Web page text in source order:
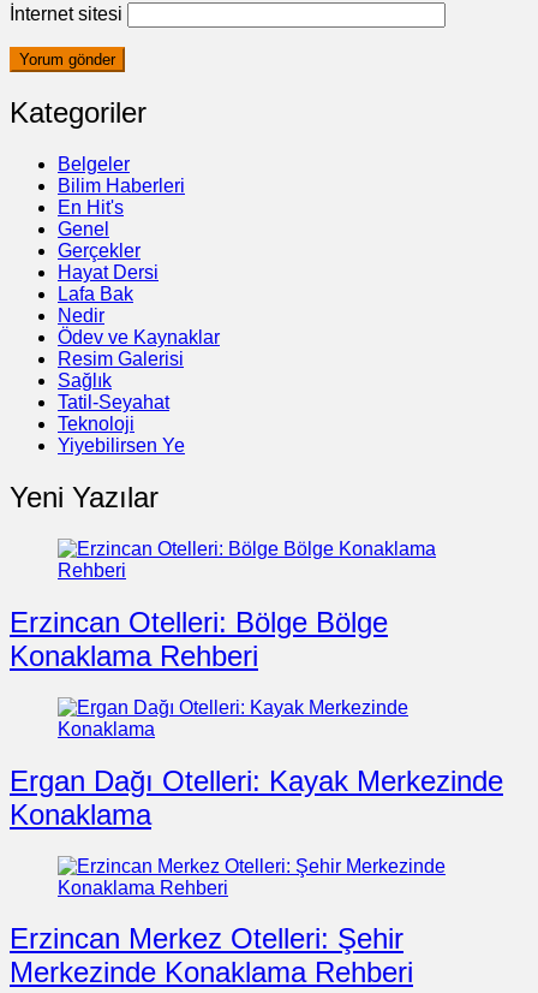
İnternet sitesi
Kategoriler
Belgeler
Bilim Haberleri
En Hit's
Genel
Gerçekler
Hayat Dersi
Lafa Bak
Nedir
Ödev ve Kaynaklar
Resim Galerisi
Sağlık
Tatil-Seyahat
Teknoloji
Yiyebilirsen Ye
Yeni Yazılar
Erzincan Otelleri: Bölge Bölge
Konaklama Rehberi
Ergan Dağı Otelleri: Kayak Merkezinde
Konaklama
Erzincan Merkez Otelleri: Şehir
Merkezinde Konaklama Rehberi